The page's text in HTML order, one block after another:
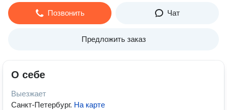
Позвонить Чат
Предложить заказ
О себе
Выезжает
Санкт-Петербург. На карте